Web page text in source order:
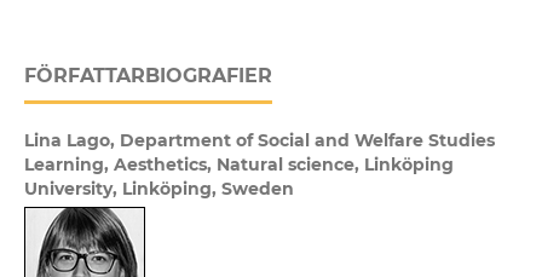
FÖRFATTARBIOGRAFIER
Lina Lago, Department of Social and Welfare Studies
Learning, Aesthetics, Natural science, Linköping
University, Linköping, Sweden